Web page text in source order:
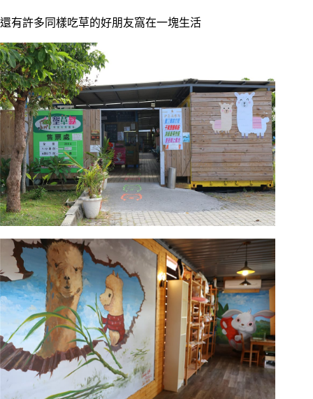
還有許多同樣吃草的好朋友窩在一塊生活